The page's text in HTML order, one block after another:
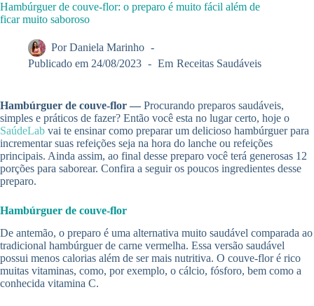
Hambúrguer de couve-flor: o preparo é muito fácil além de
ficar muito saboroso
Por Daniela Marinho
Publicado em 24/08/2023 Em Receitas Saudáveis
Hambúrguer de couve-flor — Procurando preparos saudáveis,
simples e práticos de fazer? Então você esta no lugar certo, hoje o
SaúdeLab vai te ensinar como preparar um delicioso hambúrguer para
incrementar suas refeições seja na hora do lanche ou refeições
principais. Ainda assim, ao final desse preparo você terá generosas 12
porções para saborear. Confira a seguir os poucos ingredientes desse
preparo.
Hambúrguer de couve-flor
De antemão, o preparo é uma alternativa muito saudável comparada ao
tradicional hambúrguer de carne vermelha. Essa versão saudável
possui menos calorias além de ser mais nutritiva. O couve-flor é rico
muitas vitaminas, como, por exemplo, o cálcio, fósforo, bem como a
conhecida vitamina C.